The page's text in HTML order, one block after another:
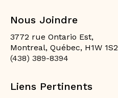
Nous Joindre
3772 rue Ontario Est,
Montreal, Québec, H1W 1S2
(438) 389-8394
Liens Pertinents